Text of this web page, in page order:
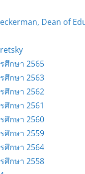
Dean of
ศึกษา 2565
ศึกษา 2563
ศึกษา 2562
กษา 2561
ศึกษา 2560
ศึกษา 2559
ศึกษา 2564
ศึกษา 2558